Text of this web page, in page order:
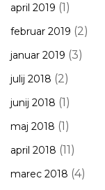
april 2019 (1)
februar 2019 (2)
januar 2019 (3)
julij 2018 (2)
junij 2018 (1)
maj 2018 (1)
april 2018 (11)
marec 2018 (4)